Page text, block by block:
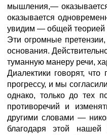
мышления,—
оказывается
увидим — общей теорией
Эти огромные
основания.
туманную манеру речи,
Диалектики говорят,
прогрессу, и мы
однако, только до тех
противоречий и
другими словами —
благодаря этой